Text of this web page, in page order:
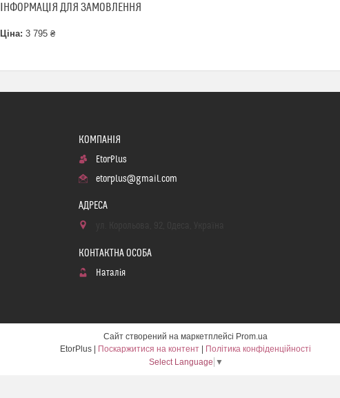
ІНФОРМАЦІЯ ДЛЯ ЗАМОВЛЕННЯ
Ціна: 3 795 ₴
EtorPlus
etorplus@gmail.com
Наталія
Сайт створений на маркетплейсі Prom.ua
Поскаржитися на контент
Політика конфіденційності
Select Language ▼